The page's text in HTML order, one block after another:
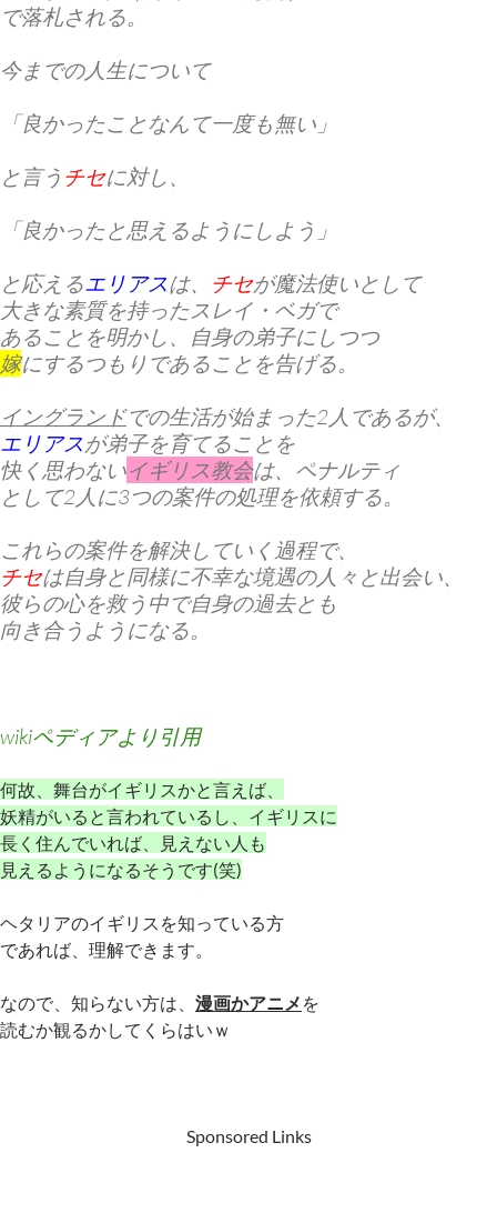
で落札される。
今までの人生について
「良かったことなんて一度も無い」
と言う チセに対し、
「良かったと思えるようにしよう」
と応えるエリアスは、 チセが魔法使いとして
大きな素質を持ったスレイ・ベガで
あることを明かし、自身の弟子にしつつ
嫁にするつもりであることを告げる。
イングランドでの生活が始まった2人であるが、
エリアスが弟子を育てることを
快く思わないイギリス教会は、ペナルティ
として2人に3つの案件の処理を依頼する。
これらの案件を解決していく過程で、
チセは自身と同様に不幸な境遇の人々と出会い、
彼らの心を救う中で自身の過去とも
向き合うようになる。
wikiペディアより引用
何故、舞台がイギリスかと言えば、
妖精がいると言われているし、イギリスに
長く住んでいれば、見えない人も
見えるようになるそうです(笑)
ヘタリアのイギリスを知っている方
であれば、理解できます。
なので、知らない方は、 漫画かアニメ を
読むか観るかしてくらはいｗ
Sponsored Links